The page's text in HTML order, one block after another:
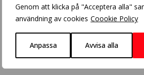
Genom att klicka på "Acceptera alla"
användning av cookies Coookie Policy
Anpassa Avvisa alla
Crazy Color
Balayage